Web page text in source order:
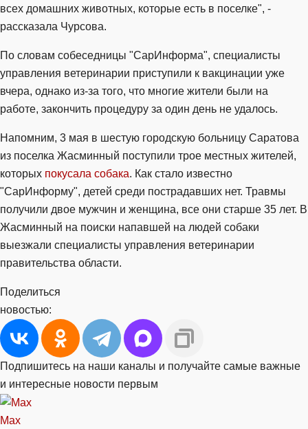
всех домашних животных, которые есть в поселке", -
рассказала Чурсова.
По словам собеседницы "СарИнформа", специалисты
управления ветеринарии приступили к вакцинации уже
вчера, однако из-за того, что многие жители были на
работе, закончить процедуру за один день не удалось.
Напомним, 3 мая в шестую городскую больницу Саратова
из поселка Жасминный поступили трое местных жителей,
которых покусала собака. Как стало известно
"СарИнформу", детей среди пострадавших нет. Травмы
получили двое мужчин и женщина, все они старше 35 лет. В
Жасминный на поиски напавшей на людей собаки
выезжали специалисты управления ветеринарии
правительства области.
Поделиться
новостью:
Подпишитесь на наши каналы и получайте самые важные
и интересные новости первым
Max